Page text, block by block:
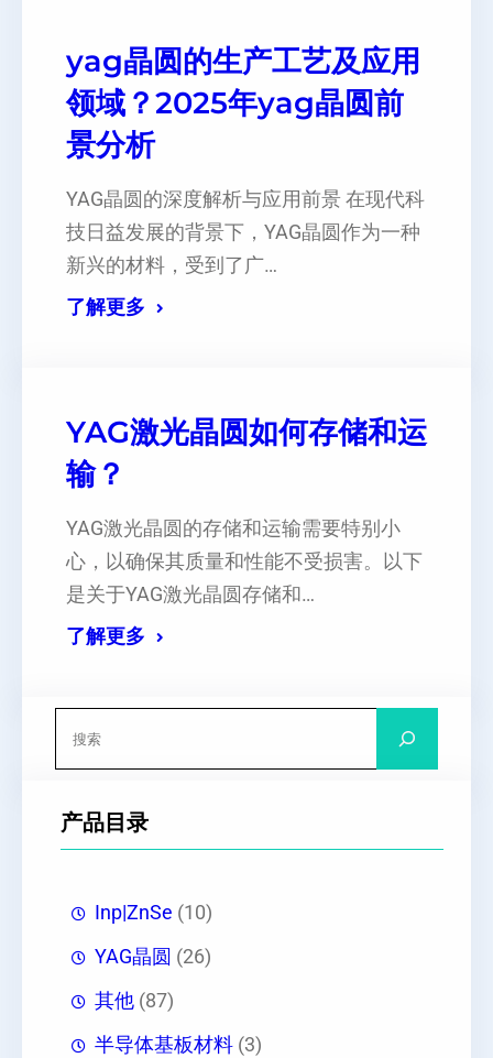
yag晶圆的生产工艺及应用
领域？2025年yag晶圆前
景分析
YAG晶圆的深度解析与应用前景 在现代科
技日益发展的背景下，YAG晶圆作为一种
新兴的材料，受到了广…
了解更多
YAG激光晶圆如何存储和运
输？
YAG激光晶圆的存储和运输需要特别小
心，以确保其质量和性能不受损害。以下
是关于YAG激光晶圆存储和…
了解更多
产品目录
Inp|ZnSe (10)
YAG晶圆 (26)
其他 (87)
半导体基板材料 (3)